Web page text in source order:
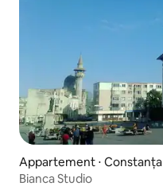
Appartement ⋅ Constanța
Bianca Studio